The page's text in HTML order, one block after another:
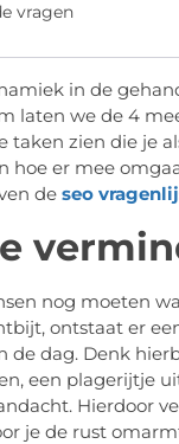
vragen
in de
laten we de 4
taken zien die je
hoe er mee
de seo
nog moeten
ontstaat er
de dag. Denk
een plagerijtje
Hierdoor
je de rust